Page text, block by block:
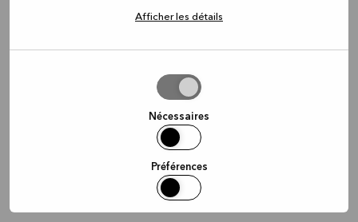
Afficher les détails
Nécessaires
Préférences